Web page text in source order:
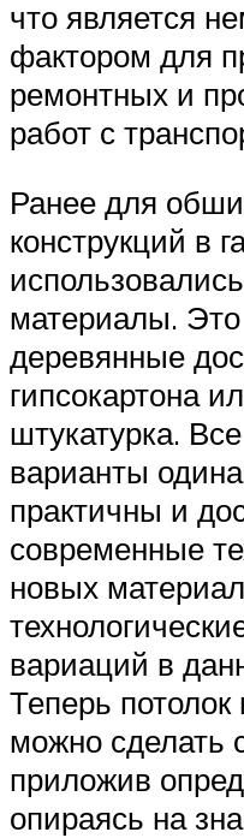
что является
фактором для
ремонтных и
работ с
Ранее для
конструкций в
материалы.
деревянные
гипсокартона
штукатурка.
варианты
практичны и
современные
новых
вариаций в
Теперь
можно сделать
приложив
опираясь на